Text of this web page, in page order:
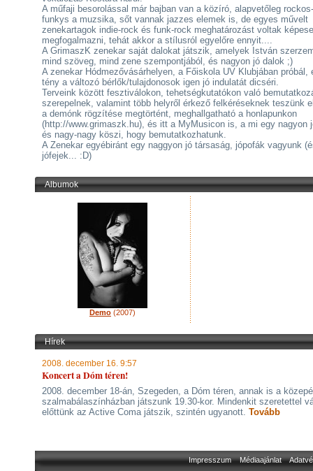
A műfaji besorolással már bajban van a közíró, alapvetőleg rockos-
funkys a muzsika, sőt vannak jazzes elemek is, de egyes művelt
zenekartagok indie-rock és funk-rock meghatározást voltak
megfogalmazni, tehát akkor a stílusról egyelőre ennyit....
A GrimaszK zenekar saját dalokat játszik, amelyek István
mind szöveg, mind zene szempontjából, és nagyon jó dalok ;)
A zenekar Hódmezővásárhelyen, a Főiskola UV Klubjában próbál,
tény a változó bérlők/tulajdonosok igen jó indulatát dicséri.
Terveink között fesztiválokon, tehetségkutatókon való
szerepelnek, valamint több helyről érkező felkéréseknek teszünk
a demónk rögzítése megtörtént, meghallgatható a honlapunkon
(http://www.grimaszk.hu), és itt a MyMusicon is, a mi egy nagyon
és nagy-nagy köszi, hogy bemutatkozhatunk.
A Zenekar egyébiránt egy naggyon jó társaság, jópofák vagyunk
jófejek... :D)
Albumok
Demo (2007)
Hírek
2008. december 16. 9:57
Koncert a Dóm téren!
2008. december 18-án, Szegeden, a Dóm téren, annak is a
szalmabálaszínházban játszunk 19.30-kor. Mindenkit szeretettel
előttünk az Active Coma játszik, szintén ugyanott. Tovább
Impresszum Médiaajánlat